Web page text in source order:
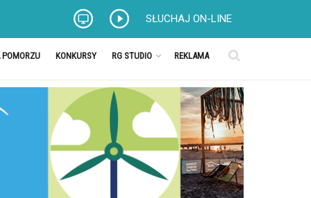
SŁUCHAJ ON-LINE
KONKURSY RG STUDIO REKLAMA